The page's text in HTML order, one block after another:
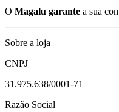
O Magalu garante a sua
Sobre a loja
CNPJ
31.975.638/0001-71
Razão Social